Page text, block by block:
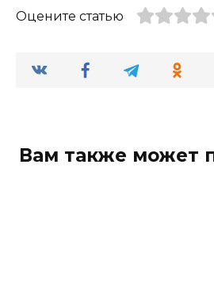
Оцените статью
Вам также может